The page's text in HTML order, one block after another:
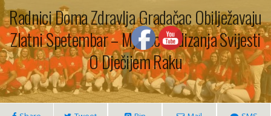
Radnici Doma Zdravlja Gradačac Obilježavaju
Zlatni Spetembar – Mjesec Podizanja Svijesti
O Dječijem Raku